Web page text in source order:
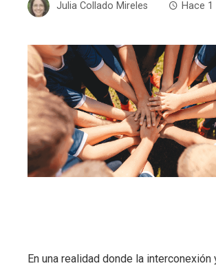
Julia Collado Mireles Hace 1
En una realidad donde la interconexión